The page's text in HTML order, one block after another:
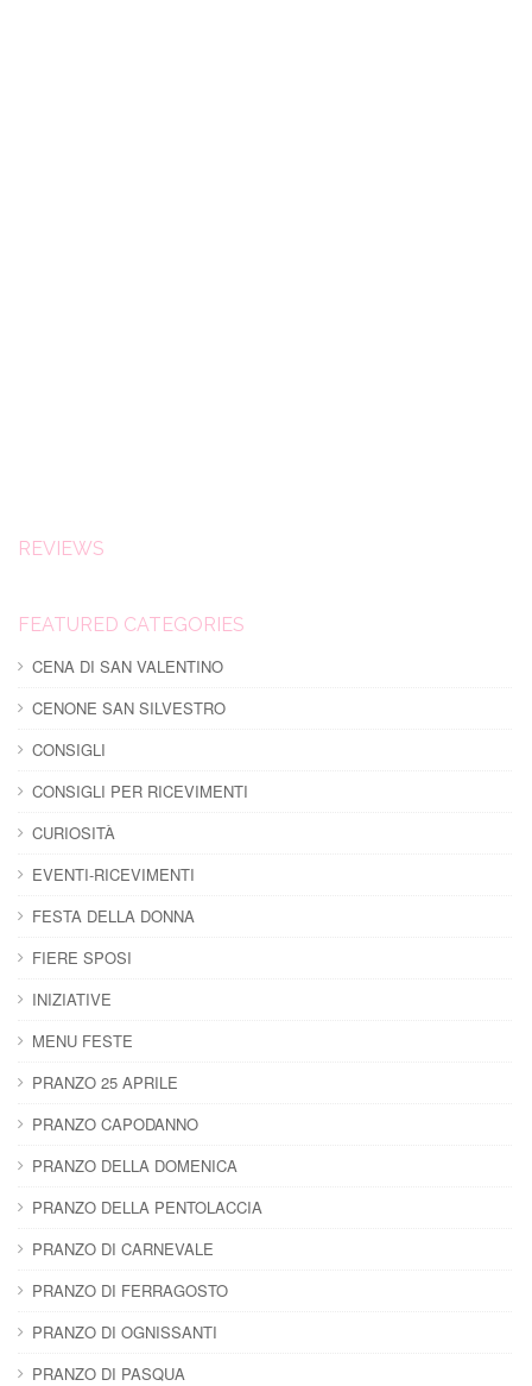
REVIEWS
FEATURED CATEGORIES
CENA DI SAN VALENTINO
CENONE SAN SILVESTRO
CONSIGLI
CONSIGLI PER RICEVIMENTI
CURIOSITÀ
EVENTI-RICEVIMENTI
FESTA DELLA DONNA
FIERE SPOSI
INIZIATIVE
MENU FESTE
PRANZO 25 APRILE
PRANZO CAPODANNO
PRANZO DELLA DOMENICA
PRANZO DELLA PENTOLACCIA
PRANZO DI CARNEVALE
PRANZO DI FERRAGOSTO
PRANZO DI OGNISSANTI
PRANZO DI PASQUA